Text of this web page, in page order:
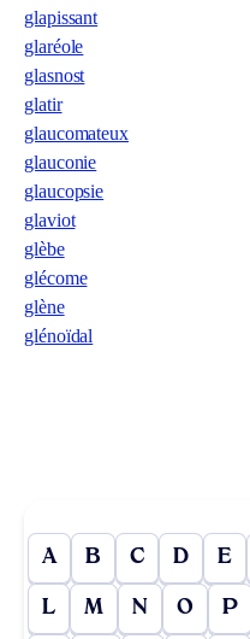
glapissant
glaréole
glasnost
glatir
glaucomateux
glauconie
glaucopsie
glaviot
glèbe
glécome
glène
glénoïdal
A B C D E
L M N O P